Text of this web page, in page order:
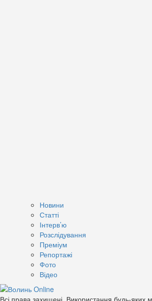
Новини
Статті
Інтерв’ю
Розслідування
Преміум
Репортажі
Фото
Відео